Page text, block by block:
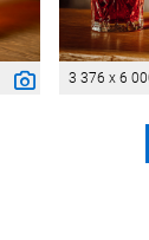
3 376 x 6